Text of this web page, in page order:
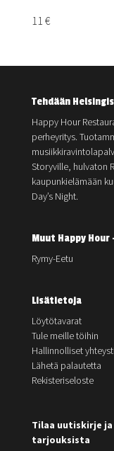
11 €
Tehdään
Happy Hour
perheyritys.
Storyville, hulvaton
kaupunkielämään
Day’s Night.
Muut Happy
Rymy-Eetu
Lisätietoja
Löytötavarat
Tule meille töihin
Hallinnolliset
Lähetä palautetta
Rekisteriseloste
Tilaa uutiskirje
tarjouksista